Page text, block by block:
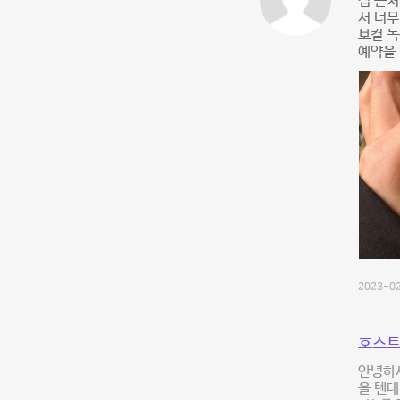
서 너
보컬
예약을
2023-
호스
안녕하
을 텐